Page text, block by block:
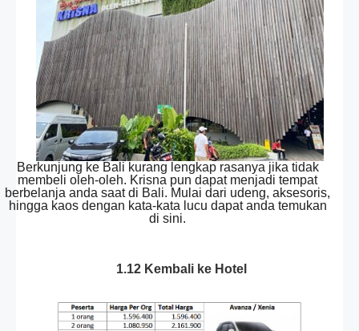
Berkunjung ke Bali kurang lengkap rasanya jika tidak
membeli oleh-oleh. Krisna pun dapat menjadi tempat
berbelanja anda saat di Bali. Mulai dari udeng, aksesoris,
hingga kaos dengan kata-kata lucu dapat anda temukan
di sini.
1.12 Kembali ke Hotel